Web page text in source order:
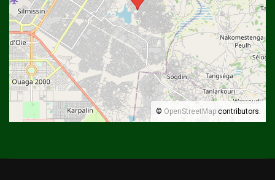
© OpenStreetMap contributors.